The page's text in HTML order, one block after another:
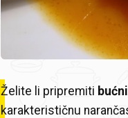
Želite li pripremiti
karakterističnu